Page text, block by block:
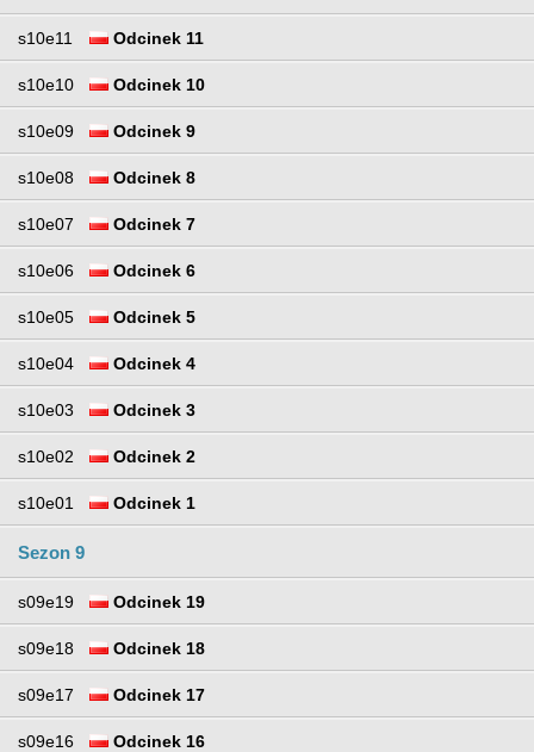
s10e11 Odcinek 11
s10e10 Odcinek 10
s10e09 Odcinek 9
s10e08 Odcinek 8
s10e07 Odcinek 7
s10e06 Odcinek 6
s10e05 Odcinek 5
s10e04 Odcinek 4
s10e03 Odcinek 3
s10e02 Odcinek 2
s10e01 Odcinek 1
Sezon 9
s09e19 Odcinek 19
s09e18 Odcinek 18
s09e17 Odcinek 17
s09e16 Odcinek 16